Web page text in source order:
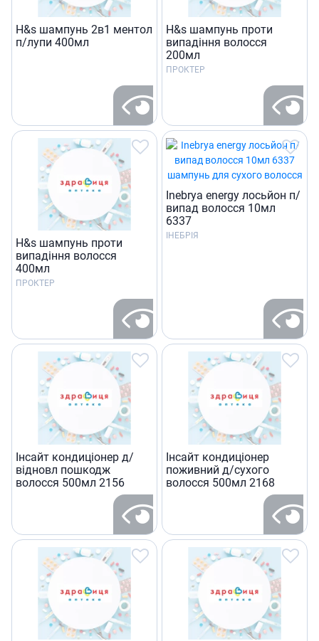
H&s шампунь 2в1 ментол
п/лупи 400мл
H&s шампунь проти
випадiння волосся
200мл
ПРОКТЕР
H&s шампунь проти
випадiння волосся
400мл
ПРОКТЕР
Inebrya energy лосьйон п/
випад волосся 10мл
6337
ІНЕБРІЯ
Iнсайт кондицiонер д/
вiдновл пошкодж
волосся 500мл 2156
Iнсайт кондицiонер
поживний д/сухого
волосся 500мл 2168